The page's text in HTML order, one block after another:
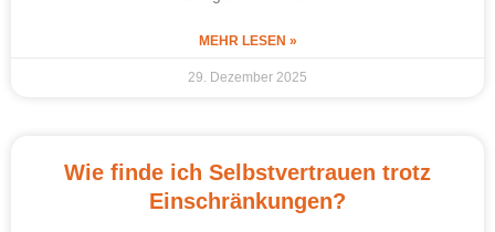
MEHR LESEN »
29. Dezember 2025
Wie finde ich Selbstvertrauen trotz
Einschränkungen?